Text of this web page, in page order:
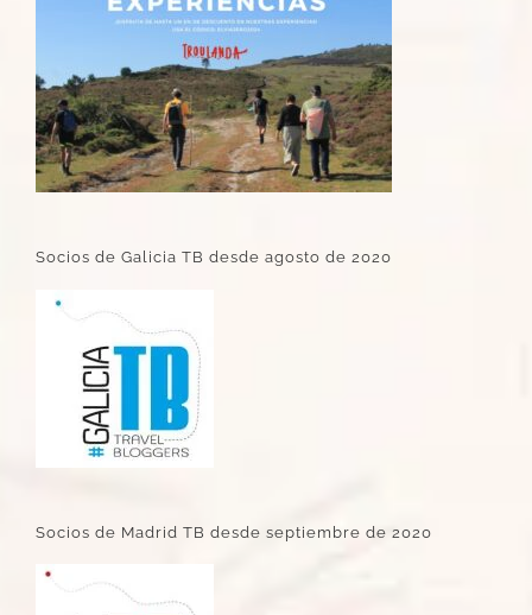
Socios de Galicia TB desde agosto de 2020
Socios de Madrid TB desde septiembre de 2020